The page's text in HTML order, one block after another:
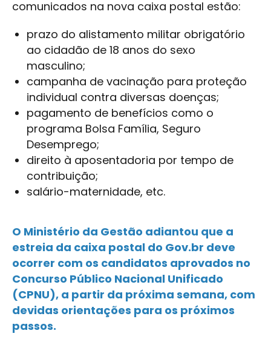
comunicados na nova caixa postal estão:
prazo do alistamento militar obrigatório
ao cidadão de 18 anos do sexo
masculino;
campanha de vacinação para proteção
individual contra diversas doenças;
pagamento de benefícios como o
programa Bolsa Família, Seguro
Desemprego;
direito à aposentadoria por tempo de
contribuição;
salário-maternidade, etc.
O Ministério da Gestão adiantou que a
estreia da caixa postal do Gov.br deve
ocorrer com os candidatos aprovados no
Concurso Público Nacional Unificado
(CPNU), a partir da próxima semana, com
devidas orientações para os próximos
passos.